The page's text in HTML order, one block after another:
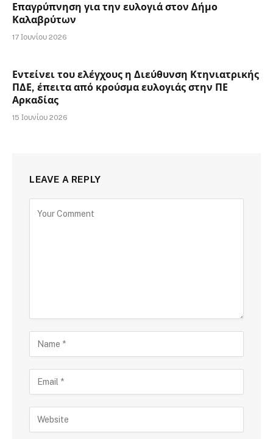
Επαγρύπνηση για την ευλογιά στον Δήμο
Καλαβρύτων
17 Ιουνίου 2026
Εντείνει του ελέγχους η Διεύθυνση Κτηνιατρικής
ΠΔΕ, έπειτα από κρούσμα ευλογιάς στην ΠΕ
Αρκαδίας
15 Ιουνίου 2026
LEAVE A REPLY